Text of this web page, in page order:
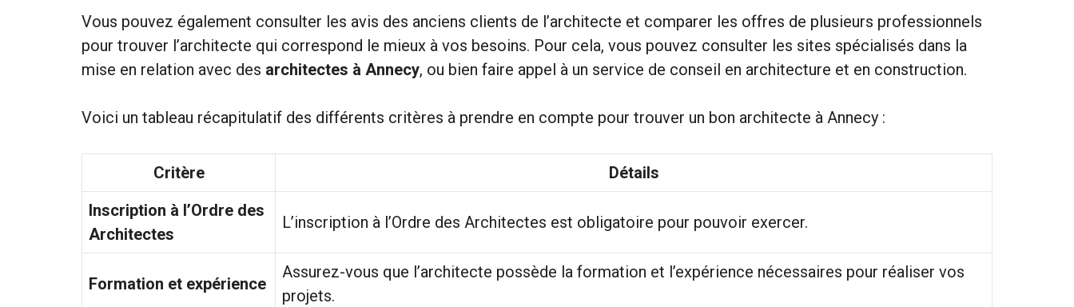
Vous pouvez également consulter les avis des anciens clients de l’architecte et comparer les offres de plusieurs professionnels
pour trouver l’architecte qui correspond le mieux à vos besoins. Pour cela, vous pouvez consulter les sites spécialisés dans la
mise en relation avec des architectes à Annecy, ou bien faire appel à un service de conseil en architecture et en construction.
Voici un tableau récapitulatif des différents critères à prendre en compte pour trouver un bon architecte à Annecy :
Critère
Détails
Inscription à l’Ordre des
Architectes
L’inscription à l’Ordre des Architectes est obligatoire pour pouvoir exercer.
Formation et expérience
Assurez-vous que l’architecte possède la formation et l’expérience nécessaires pour réaliser vos
projets.